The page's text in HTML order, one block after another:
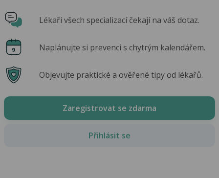
Lékaři všech specializací čekají na váš dotaz.
Naplánujte si prevenci s chytrým kalendářem.
Objevujte praktické a ověřené tipy od lékařů.
Zaregistrovat se zdarma
Přihlásit se